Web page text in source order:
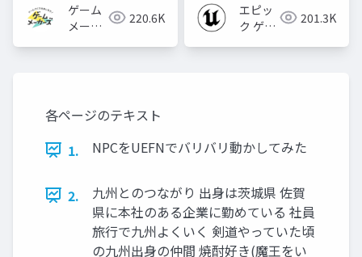
ゲーム
メーカ
220.6K
エピッ
ク ゲー
201.3K
各ページのテキスト
1.
NPCをUEFNでバリバリ動かしてみた
2.
九州とのつながり 出身は茨城県 佐賀
県に本社のある企業に勤めている 社員
旅行で九州よくいく 剣道やっていた頃
の九州出身の仲間 焼酎好き(魔王をい